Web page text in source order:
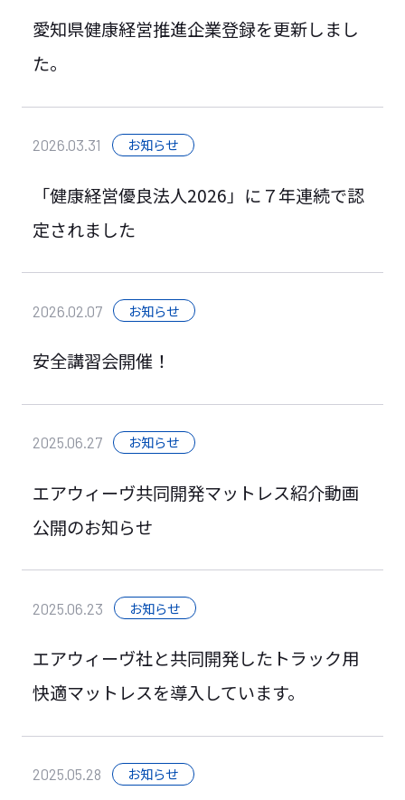
航空貨物輸送
不動産・その他
CSR活動
働きやすい職場に向けての取り組み
SDGs宣言
車両ラインナップ
ニュース
採用情報
お問い合わせ
サイトマップ
プライバシーポリシー
愛知県健康経営推進企業登録を更新しまし
た。
2026.03.31 お知らせ
「健康経営優良法人2026」に７年連続で認
定されました
2026.02.07 お知らせ
安全講習会開催！
2025.06.27 お知らせ
エアウィーヴ共同開発マットレス紹介動画
公開のお知らせ
2025.06.23 お知らせ
エアウィーヴ社と共同開発したトラック用
快適マットレスを導入しています。
2025.05.28 お知らせ